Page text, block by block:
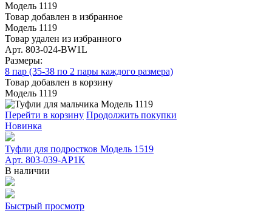
Модель 1119
Товар добавлен в избранное
Модель 1119
Товар удален из избранного
Арт. 803-024-BW1L
Размеры:
8 пар (35-38 по 2 пары каждого размера)
Товар добавлен в корзину
Модель 1119
Перейти в корзину Продолжить покупки
Новинка
Туфли для подростков Модель 1519
Арт. 803-039-АР1К
В наличии
Быстрый просмотр